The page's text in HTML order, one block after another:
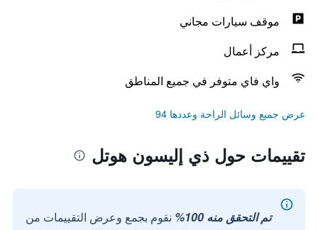
موقف سيارات مجاني
مركز أعمال
واي فاي متوفر في جميع المناطق
عرض جميع وسائل الراحة وعددها 94
تقييمات حول ذي إليسون هوتل
تم التحقق منه 100%
نقوم بجمع وعرض التقييمات من